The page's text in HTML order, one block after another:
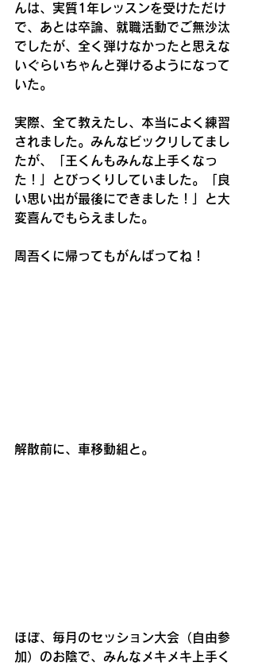
んは、実質1年レッスンを受けただけ
で、あとは卒論、就職活動でご無沙汰
でしたが、全く弾けなかったと思えな
いぐらいちゃんと弾けるようになって
いた。
実際、全て教えたし、本当によく練習
されました。みんなビックリしてまし
たが、「王くんもみんな上手くなっ
た！」とびっくりしていました。「良
い思い出が最後にできました！」と大
変喜んでもらえました。
周吾くに帰ってもがんばってね！
解散前に、車移動組と。
ほぼ、毎月のセッション大会（自由参
加）のお陰で、みんなメキメキ上手く